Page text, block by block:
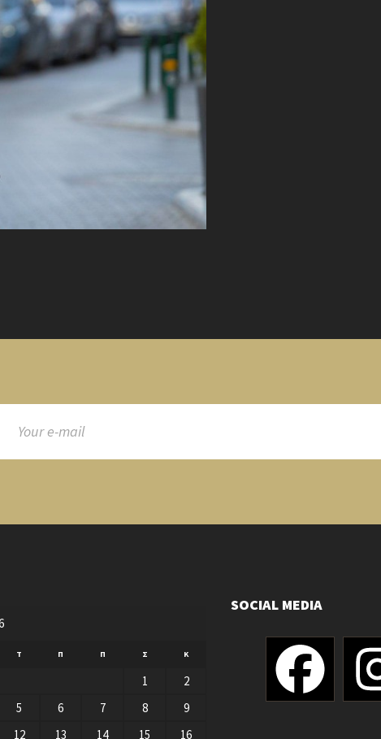
Τ Π Π Σ Κ
1
2
5 6 7 8
9
12 13 14 15 16
SOCIAL MEDIA